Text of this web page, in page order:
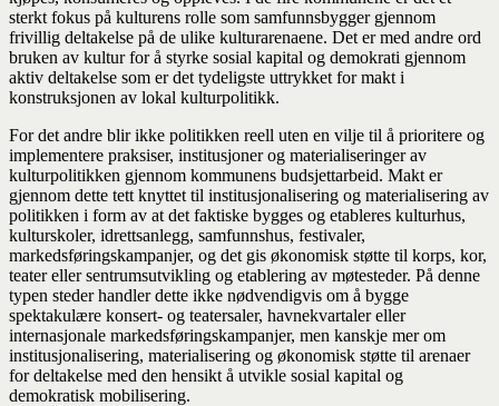
sterkt fokus på kulturens rolle som samfunnsbygger gjennom
frivillig deltakelse på de ulike kulturarenaene. Det er med andre ord
bruken av kultur for å styrke sosial kapital og demokrati gjennom
aktiv deltakelse som er det tydeligste uttrykket for makt i
konstruksjonen av lokal kulturpolitikk.
For det andre blir ikke politikken reell uten en vilje til å prioritere og
implementere praksiser, institusjoner og materialiseringer av
kulturpolitikken gjennom kommunens budsjettarbeid. Makt er
gjennom dette tett knyttet til institusjonalisering og materialisering av
politikken i form av at det faktiske bygges og etableres kulturhus,
kulturskoler, idrettsanlegg, samfunnshus, festivaler,
markedsføringskampanjer, og det gis økonomisk støtte til korps, kor,
teater eller sentrumsutvikling og etablering av møtesteder. På denne
typen steder handler dette ikke nødvendigvis om å bygge
spektakulære konsert- og teatersaler, havnekvartaler eller
internasjonale markedsføringskampanjer, men kanskje mer om
institusjonalisering, materialisering og økonomisk støtte til arenaer
for deltakelse med den hensikt å utvikle sosial kapital og
demokratisk mobilisering.